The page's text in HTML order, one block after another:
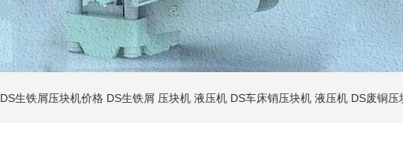
DS生铁屑压块机价格 DS生铁屑 压块机 液压机 DS车床销压块机 液压机 DS废铜压